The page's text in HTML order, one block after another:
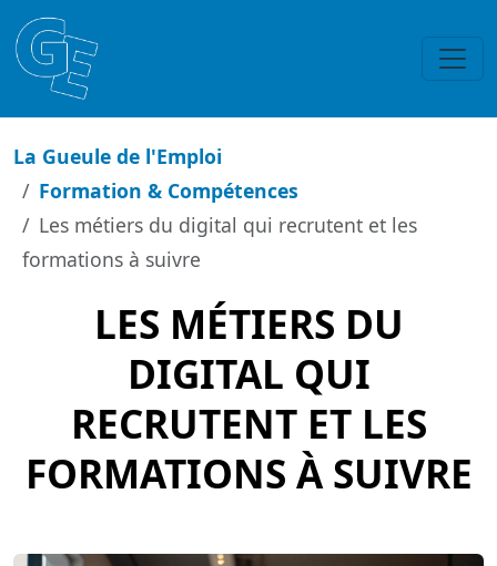
La Gueule de l'Emploi
Formation & Compétences
Les métiers du digital qui recrutent et les
formations à suivre
LES MÉTIERS DU
DIGITAL QUI
RECRUTENT ET LES
FORMATIONS À SUIVRE